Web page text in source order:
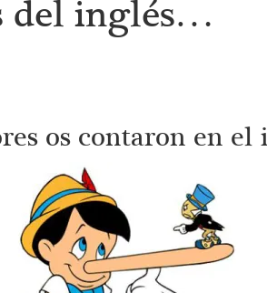
del inglés…
os contaron en el